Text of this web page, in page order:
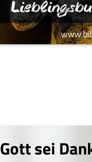
Gott sei